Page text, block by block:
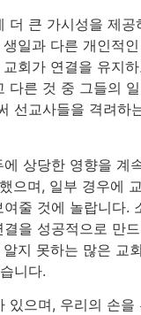
더 큰 가시성을 제공
일과 다른 개인적
회가 연결을 유지
다른 것 중 그들의
선교사들을 격려하
상당한 영향을 계
으며, 일부 경우에
줄 것에 놀랍니다.
을 성공적으로 만
지 못하는 많은 교
니다.
있으며, 우리의 손을